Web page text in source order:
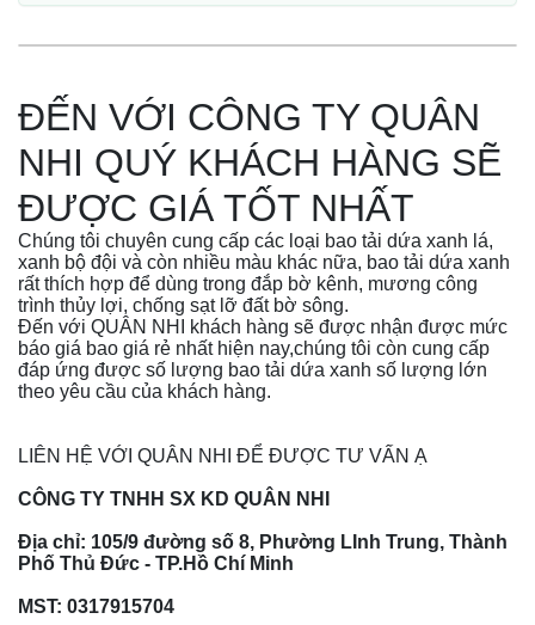
ĐẾN VỚI CÔNG TY QUÂN
NHI QUÝ KHÁCH HÀNG SẼ
ĐƯỢC GIÁ TỐT NHẤT
Chúng tôi chuyên cung cấp các loại bao tải dứa xanh lá,
xanh bộ đội và còn nhiều màu khác nữa, bao tải dứa xanh
rất thích hợp để dùng trong đắp bờ kênh, mương công
trình thủy lợi, chống sạt lỡ đất bờ sông.
Đến với QUÂN NHI khách hàng sẽ được nhận được mức
báo giá bao giá rẻ nhất hiện nay,chúng tôi còn cung cấp
đáp ứng được số lượng bao tải dứa xanh số lượng lớn
theo yêu cầu của khách hàng.
LIÊN HỆ VỚI QUÂN NHI ĐỂ ĐƯỢC TƯ VẤN Ạ
CÔNG TY TNHH SX KD QUÂN NHI
Địa chỉ: 105/9 đường số 8, Phường LInh Trung, Thành
Phố Thủ Đức - TP.Hồ Chí Minh
MST: 0317915704